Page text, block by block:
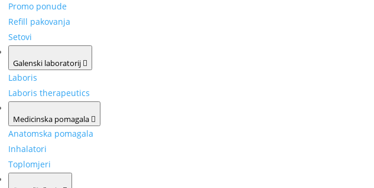
Promo ponude
Refill pakovanja
Setovi
Galenski laboratorij
Laboris
Laboris therapeutics
Medicinska pomagala
Anatomska pomagala
Inhalatori
Toplomjeri